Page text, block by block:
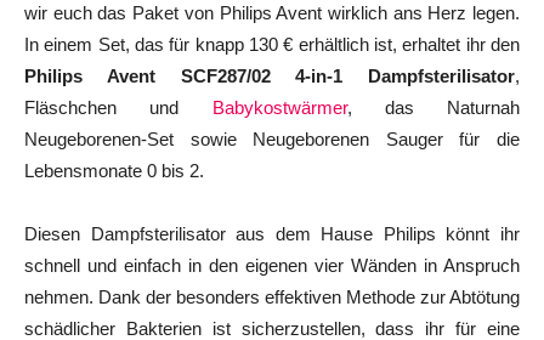
wir euch das Paket von Philips Avent wirklich ans Herz legen.
In einem Set, das für knapp 130 € erhältlich ist, erhaltet ihr den
Philips Avent SCF287/02 4-in-1 Dampfsterilisator,
Fläschchen und Babykostwärmer, das Naturnah
Neugeborenen-Set sowie Neugeborenen Sauger für die
Lebensmonate 0 bis 2.
Diesen Dampfsterilisator aus dem Hause Philips könnt ihr
schnell und einfach in den eigenen vier Wänden in Anspruch
nehmen. Dank der besonders effektiven Methode zur Abtötung
schädlicher Bakterien ist sicherzustellen, dass ihr für eine